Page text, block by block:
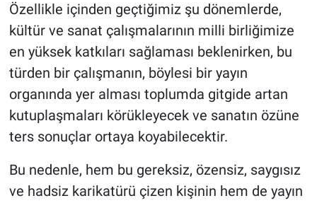
Özellikle içinden geçtiğimiz şu dönemlerde,
kültür ve sanat çalışmalarının milli birliğimize
en yüksek katkıları sağlaması beklenirken, bu
türden bir çalışmanın, böylesi bir yayın
organında yer alması toplumda gitgide artan
kutuplaşmaları körükleyecek ve sanatın özüne
ters sonuçlar ortaya koyabilecektir.
Bu nedenle, hem bu gereksiz, özensiz, saygısız
ve hadsiz karikatürü çizen kişinin hem de yayın